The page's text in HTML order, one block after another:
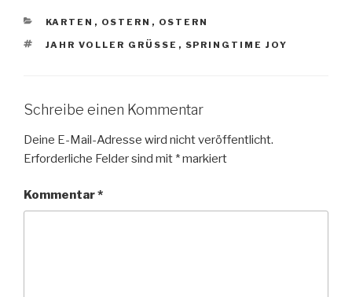
KATEGORIEN
KARTEN , OSTERN , OSTERN
SCHLAGWÖRTER
JAHR VOLLER GRÜSSE , SPRINGTIME JOY
Schreibe einen Kommentar
Deine E-Mail-Adresse wird nicht veröffentlicht.
Erforderliche Felder sind mit *markiert
Kommentar*